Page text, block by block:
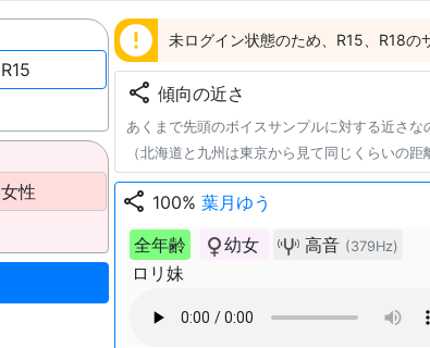
R15
女性
error 未ログイン状態のため、R15、R18の
share 傾向の近さ
あくまで先頭のボイスサンプルに対する近さな
（北海道と九州は東京から見て同じくらいの
share 100% 葉月ゆう
全年齢
幼女 高音 (379Hz)
ロリ妹